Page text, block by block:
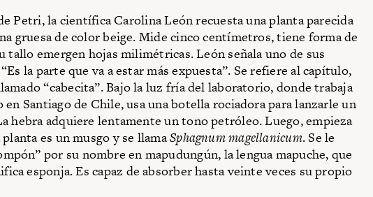
Petri, la científica Carolina León recuesta una planta parecida
gruesa de color beige. Mide cinco centímetros, tiene forma de
tallo emergen hojas milimétricas. León señala uno de sus
la parte que va a estar más expuesta”. Se refiere al capítulo,
“cabecita”. Bajo la luz fría del laboratorio, donde trabaja
Santiago de Chile, usa una botella rociadora para lanzarle un
hebra adquiere lentamente un tono petróleo. Luego, empieza
es un musgo y se llamaSphagnum magellanicum. Se le
por su nombre en mapudungún, la lengua mapuche, que
esponja. Es capaz de absorber hasta veinte veces su propio